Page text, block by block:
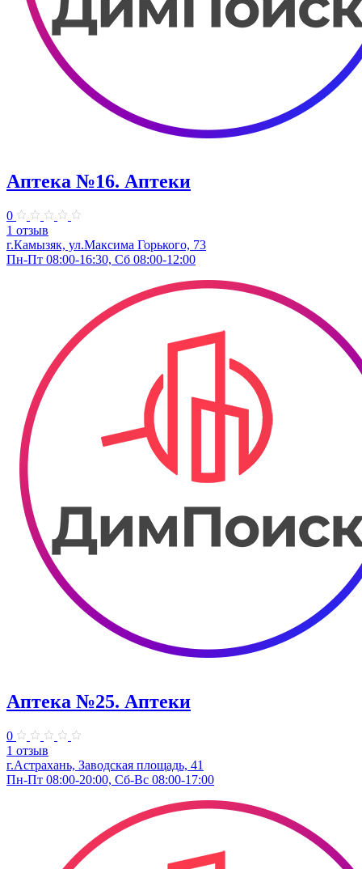
Аптека №16. Аптеки
0
1 отзыв
г.Камызяк, ул.Максима Горького, 73
Пн-Пт 08:00-16:30, Сб 08:00-12:00
Аптека №25. Аптеки
0
1 отзыв
г.Астрахань, Заводская площадь, 41
Пн-Пт 08:00-20:00, Сб-Вс 08:00-17:00